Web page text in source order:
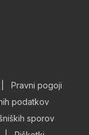
Pravni pogoji
podatkov
sporov